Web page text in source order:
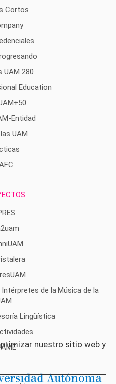
nuestro sitio web y
Cortos
UAM 280
Education
Entidad
UAM
de la Música de la
Lingüística